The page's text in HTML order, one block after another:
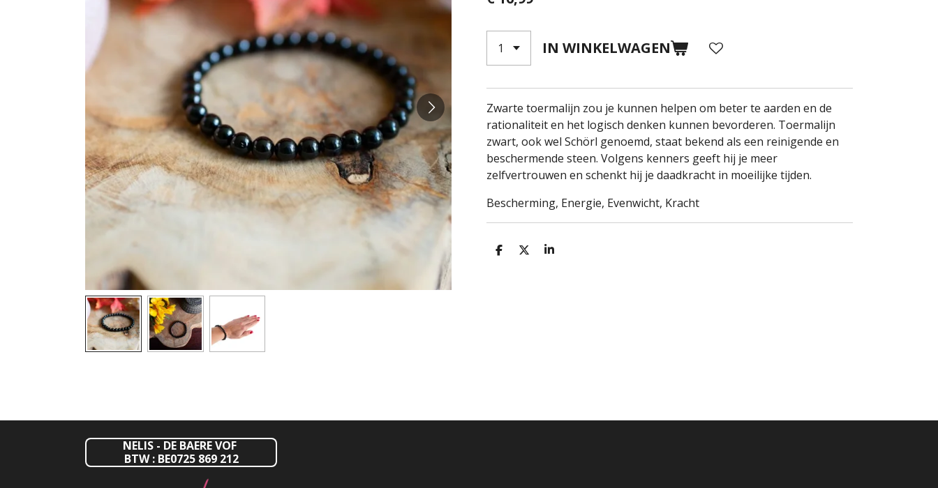
IN WINKELWAGEN
Zwarte toermalijn zou je kunnen helpen om beter te aarden en de
rationaliteit en het logisch denken kunnen bevorderen. Toermalijn
zwart, ook wel Schörl genoemd, staat bekend als een reinigende en
beschermende steen. Volgens kenners geeft hij je meer
zelfvertrouwen en schenkt hij je daadkracht in moeilijke tijden.
Bescherming, Energie, Evenwicht, Kracht
D
D
S
NELIS - DE BAERE VOF
BTW : BE0725 869 212